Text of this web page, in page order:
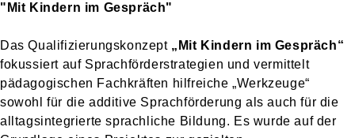
"Mit Kindern im Gespräch"
Das Qualifizierungskonzept „Mit Kindern im Gespräch“
fokussiert auf Sprachförderstrategien und vermittelt
pädagogischen Fachkräften hilfreiche „Werkzeuge“
sowohl für die additive Sprachförderung als auch für die
alltagsintegrierte sprachliche Bildung. Es wurde auf der